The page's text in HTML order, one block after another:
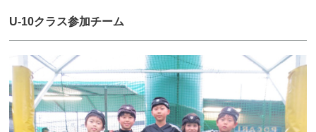
U-10クラス参加チーム